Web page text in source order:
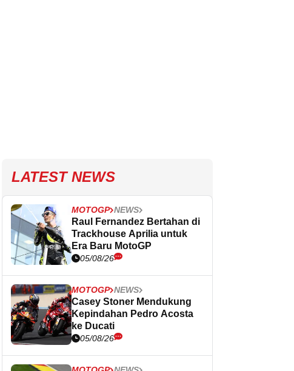
LATEST NEWS
MOTOGP NEWS
Raul Fernandez Bertahan di
Trackhouse Aprilia untuk
Era Baru MotoGP
05/08/26
MOTOGP NEWS
Casey Stoner Mendukung
Kepindahan Pedro Acosta
ke Ducati
05/08/26